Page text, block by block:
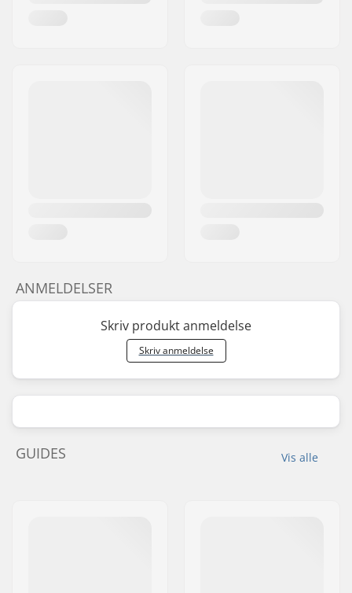
ANMELDELSER
Skriv produkt anmeldelse
Skriv anmeldelse
Vis alle
GUIDES